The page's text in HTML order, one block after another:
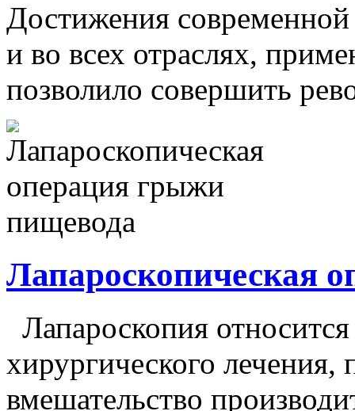
Достижения современной
и во всех отраслях,
позволило совершить
Лапароскопическая
Лапароскопия
хирургического лечения,
вмешательство